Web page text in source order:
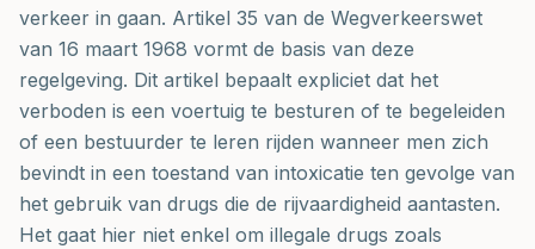
verkeer in gaan. Artikel 35 van de Wegverkeerswet
van 16 maart 1968 vormt de basis van deze
regelgeving. Dit artikel bepaalt expliciet dat het
verboden is een voertuig te besturen of te begeleiden
of een bestuurder te leren rijden wanneer men zich
bevindt in een toestand van intoxicatie ten gevolge van
het gebruik van drugs die de rijvaardigheid aantasten.
Het gaat hier niet enkel om illegale drugs zoals